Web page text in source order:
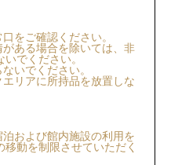
をご確認ください。
ある場合を除いては、非
でください。
いでください。
リアに所持品を放置しな
および館内施設の利用を
動を制限させていただく